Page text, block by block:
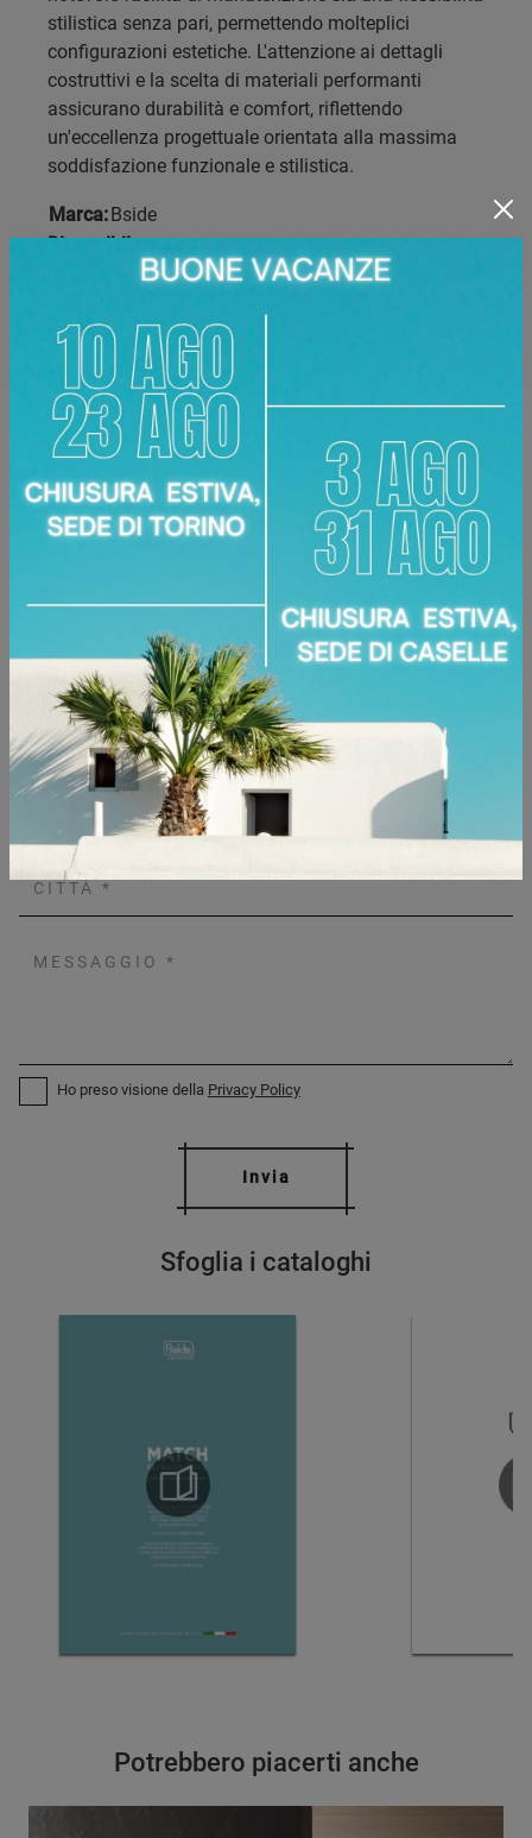
stilistica senza pari, permettendo molteplici
configurazioni estetiche. L'attenzione ai dettagli
costruttivi e la scelta di materiali performanti
assicurano durabilità e comfort, riflettendo
un'eccellenza progettuale orientata alla massima
soddisfazione funzionale e stilistica.
Marca:Bside
Disponibile presso:
Area Arredamenti Corso Racconigi, 134 ,Torino
Ciriè, Collegno, Moncalieri, Settimo Torinese...
Sfoglia i cataloghi
Richiedi Maggiori Informazioni
Ho preso visione della Privacy Policy
Invia
Potrebbero piacerti anche